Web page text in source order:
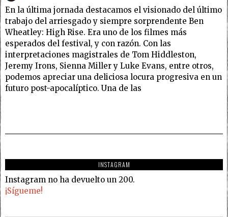
En la última jornada destacamos el visionado del último
trabajo del arriesgado y siempre sorprendente Ben
Wheatley: High Rise. Era uno de los filmes más
esperados del festival, y con razón. Con las
interpretaciones magistrales de Tom Hiddleston,
Jeremy Irons, Sienna Miller y Luke Evans, entre otros,
podemos apreciar una deliciosa locura progresiva en un
futuro post-apocalíptico. Una de las
INSTAGRAM
Instagram no ha devuelto un 200.
¡Sígueme!